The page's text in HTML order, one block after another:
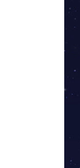
맺
머
보
감
해